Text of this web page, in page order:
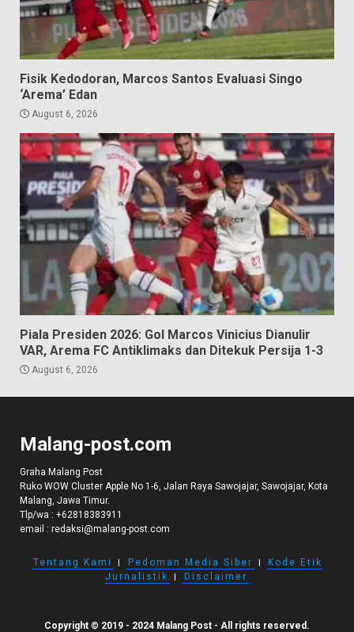
Fisik Kedodoran, Marcos Santos Evaluasi Singo
‘Arema’ Edan
August 6, 2026
Piala Presiden 2026: Gol Marcos Vinicius Dianulir
VAR, Arema FC Antiklimaks dan Ditekuk Persija 1-3
August 6, 2026
Malang-post.com
Graha Malang Post
Ruko WOW Cluster Apple No 1-6, Jalan Raya Sawojajar, Sawojajar, Kota
Malang, Jawa Timur.
Tlp/wa : +62818383911
email : redaksi@malang-post.com
Tentang Kami I Pedoman Media Siber I
Kode Etik
Jurnalistik
I Disclaimer
Copyright © 2019 - 2024 Malang Post - All rights reserved.